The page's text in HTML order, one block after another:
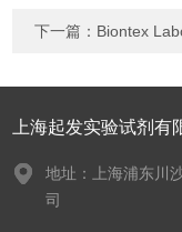
下一篇： Biontex
上海起发实验试剂有
地址：上海浦东川
司